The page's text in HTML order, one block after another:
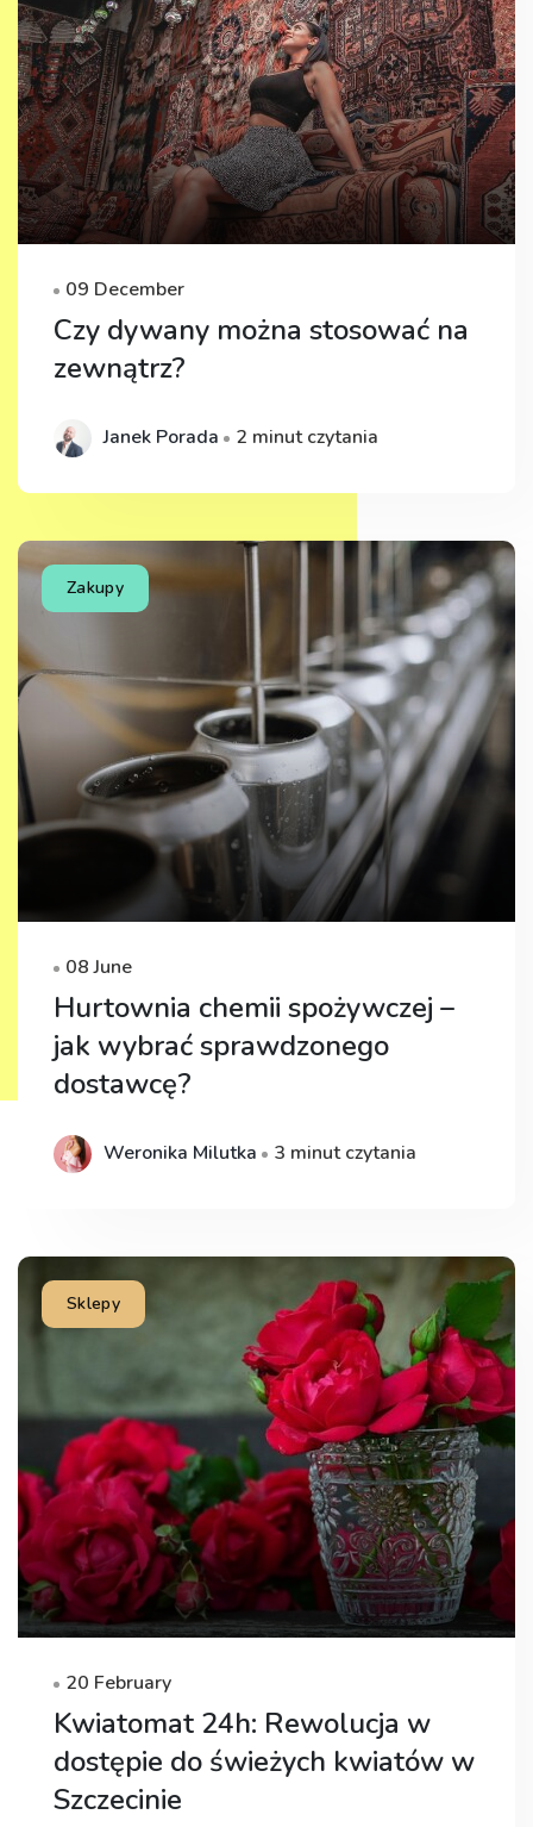
09 December
Czy dywany można stosować na
zewnątrz?
Janek Porada 2 minut czytania
Zakupy
08 June
Hurtownia chemii spożywczej –
jak wybrać sprawdzonego
dostawcę?
Weronika Milutka 3 minut czytania
Sklepy
20 February
Kwiatomat 24h: Rewolucja w
dostępie do świeżych kwiatów w
Szczecinie